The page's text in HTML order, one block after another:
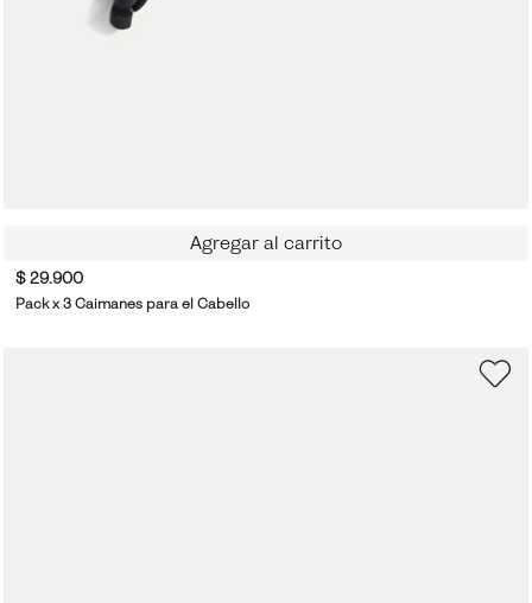
Agregar al carrito
$ 29.900
Pack x 3 Caimanes para el Cabello